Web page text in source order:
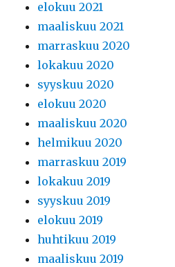
elokuu 2021
maaliskuu 2021
marraskuu 2020
lokakuu 2020
syyskuu 2020
elokuu 2020
maaliskuu 2020
helmikuu 2020
marraskuu 2019
lokakuu 2019
syyskuu 2019
elokuu 2019
huhtikuu 2019
maaliskuu 2019